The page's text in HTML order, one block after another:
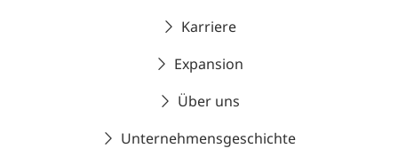
Karriere
Expansion
Über uns
Unternehmensgeschichte